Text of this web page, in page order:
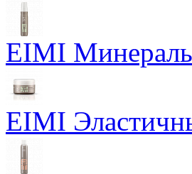
EIMI
EIMI